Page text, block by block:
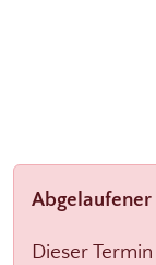
Abgelaufener
Dieser